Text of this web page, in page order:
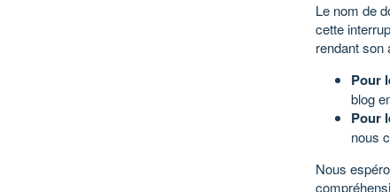
Le nom de
cette
rendant son
Pour
blog
Pour
nous
Nous